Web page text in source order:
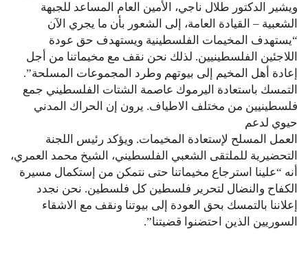
ويشير الدكتور طلال ناجي، الأمين العام المساعد للجبهة
الشعبية – القيادة العامة، إلى الشعور بأن ما يجري الآن
“يستهدف المخيمات الفلسطينية ويستهدف حق عودة
اللاجئين الفلسطينيين. لذلك نحن نقف مع مخيماتنا من أجل
إعادة أهل المخيم إلى بيوتهم وطرد المجموعات المسلحة”.
التمسك باستعادة اليرموك عاصمة الشتات الفلسطيني جمع
فلسطينيين من مختلف الاطياف. يرون إن الحراك المدني
حيوي لدعم
العمل المسلح لإستعادة المخيمات. ويؤكد رئيس اللجنة
التحضيرية للملتقى الشعبي الفلسطيني، الشيخ محمد العمري،
أنه “علينا استرجاع مخيماتنا حتى نتمكن من إستكمال مسيرة
الكفاح والنضال لتحرير فلسطين كل فلسطين. نحن نجدد
إعلاننا بالتمسك بحق العودة إلى بيوتنا ونقف مع الاشقاء
السوريين الذين احتضنوا قضيتنا”.